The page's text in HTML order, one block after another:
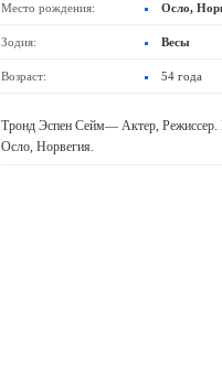
Место рождения: Осло,
Зодия: Весы
Возраст: 54 года
Тронд Эспен Сейм— Актер,
Осло, Норвегия.